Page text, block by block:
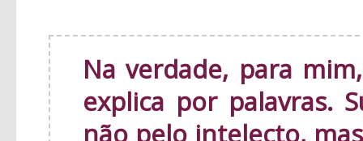
Na verdade, para
explica por palavras.
não pelo intelecto,